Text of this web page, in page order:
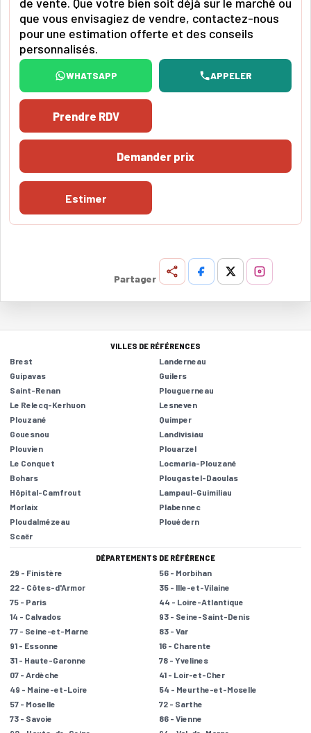
que vous envisagiez de vendre, contactez-nous
pour une estimation offerte et des conseils
personnalisés.
WHATSAPP APPELER
Prendre RDV
Demander prix
Estimer
Partager
VILLES DE RÉFÉRENCES
Brest
Landerneau
Guipavas
Guilers
Saint-Renan
Plouguerneau
Le Relecq-Kerhuon
Lesneven
Plouzané
Quimper
Gouesnou
Landivisiau
Plouvien
Plouarzel
Le Conquet
Locmaria-Plouzané
Bohars
Plougastel-Daoulas
Hôpital-Camfrout
Lampaul-Guimiliau
Morlaix
Plabennec
Ploudalmézeau
Plouédern
Scaër
DÉPARTEMENTS DE RÉFÉRENCE
29 - Finistère
56 - Morbihan
22 - Côtes-d'Armor
35 - Ille-et-Vilaine
75 - Paris
44 - Loire-Atlantique
14 - Calvados
93 - Seine-Saint-Denis
77 - Seine-et-Marne
83 - Var
91 - Essonne
16 - Charente
31 - Haute-Garonne
78 - Yvelines
07 - Ardèche
41 - Loir-et-Cher
49 - Maine-et-Loire
54 - Meurthe-et-Moselle
57 - Moselle
72 - Sarthe
73 - Savoie
86 - Vienne